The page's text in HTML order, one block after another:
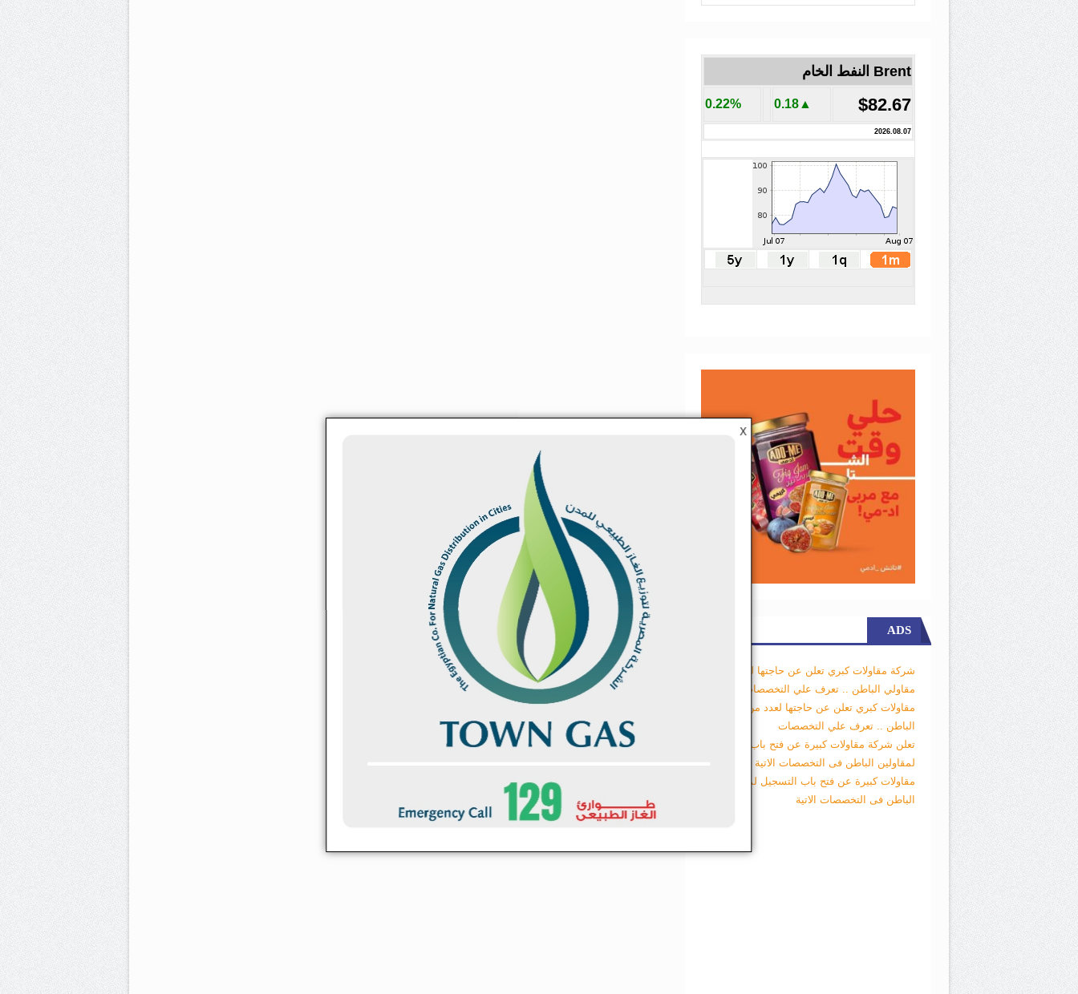
Brent النفط الخام
$82.67
▲0.18
0.22%
2026.08.07
ADS
شركة مقاولات كبري تعلن عن حاجتها لعدد من
مقاولي الباطن .. تعرف علي التخصصات
مقاولات كبري تعلن عن حاجتها لعدد من مقاولي
الباطن .. تعرف علي التخصصات
تعلن شركة مقاولات كبيرة عن فتح باب التسجيل
لمقاولين الباطن فى التخصصات الاتية
مقاولات كبيرة عن فتح باب التسجيل لمقاولين
الباطن فى التخصصات الاتية
X